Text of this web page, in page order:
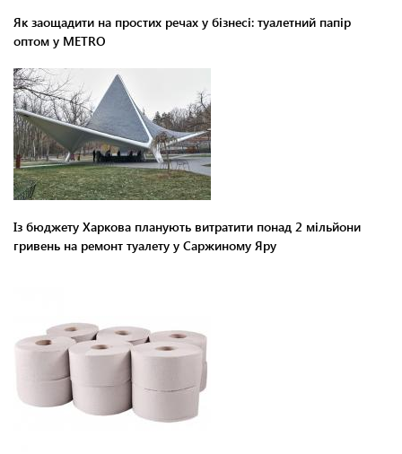
Як заощадити на простих речах у бізнесі: туалетний папір
оптом у METRO
Із бюджету Харкова планують витратити понад 2 мільйони
гривень на ремонт туалету у Саржиному Яру